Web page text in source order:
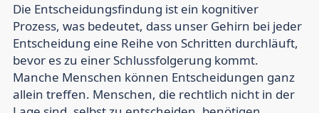
Die Entscheidungsfindung ist ein kognitiver
Prozess, was bedeutet, dass unser Gehirn bei jeder
Entscheidung eine Reihe von Schritten durchläuft,
bevor es zu einer Schlussfolgerung kommt.
Manche Menschen können Entscheidungen ganz
allein treffen. Menschen, die rechtlich nicht in der